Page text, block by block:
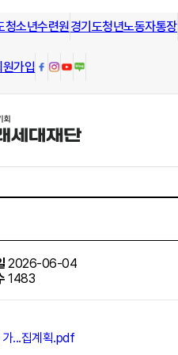
청소년수련원경기도청년노동자통장
원가입
열린길과 그길을 안내하는
세대재단
2026-06-04
1483
...집계획.pdf